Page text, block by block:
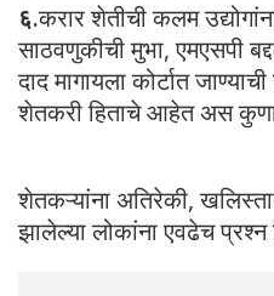
६.करार शेतीची कलम
साठवणुकीची मुभा, एमएसपी
दाद मागायला कोर्टात
शेतकरी हिताचे आहेत अस
शेतकऱ्यांना अतिरेकी,
झालेल्या लोकांना एवढेच प्रश्न